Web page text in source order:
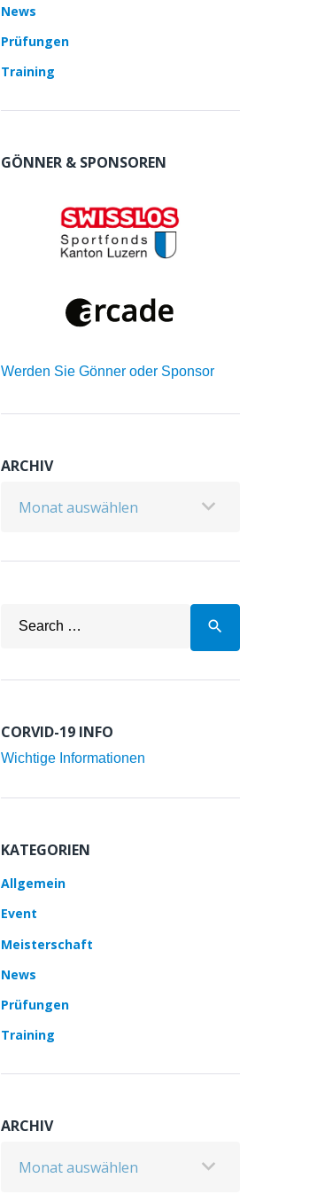
News
Prüfungen
Training
GÖNNER & SPONSOREN
Werden Sie Gönner oder Sponsor
ARCHIV
search
CORVID-19 INFO
Wichtige Informationen
KATEGORIEN
Allgemein
Event
Meisterschaft
News
Prüfungen
Training
ARCHIV